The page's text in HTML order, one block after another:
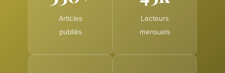
Articles
publiés
Lecteurs
mensuels